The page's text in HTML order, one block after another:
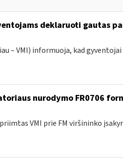
deklaruoti gautas
– VMI) informuoja, kad gyventojai
nurodymo FR0706
VMI prie FM viršininko